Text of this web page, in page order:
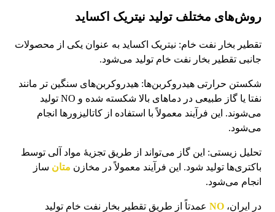
روش‌های مختلف تولید نيتريک اکسايد
تقطیر بخار نفت خام: نيتريک اکسايد به عنوان یکی از محصولات
جانبی تقطیر بخار نفت خام تولید می‌شود.
شکستن حرارتی هیدروکربن‌ها: هیدروکربن‌های سنگین تر مانند
نفتا یا گاز طبیعی در دماهای بالا شکسته شده و NO تولید
می‌شوند. این فرآیند معمولاً با استفاده از کاتالیزورها انجام
می‌شود.
تحلیل زیستی: این گاز می‌تواند از طریق تجزیهٔ مواد آلی توسط
باکتری‌ها تولید شود. این فرآیند معمولاً در مخازن متان ساز
انجام می‌شود.
در ایران، NO
عمدتاً از طریق تقطیر بخار نفت خام تولید